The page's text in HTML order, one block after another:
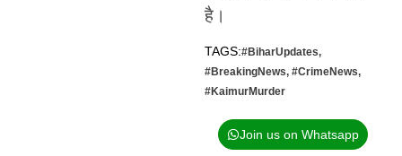
है।
TAGS:#BiharUpdates,
#BreakingNews, #CrimeNews,
#KaimurMurder
Join us on Whatsapp